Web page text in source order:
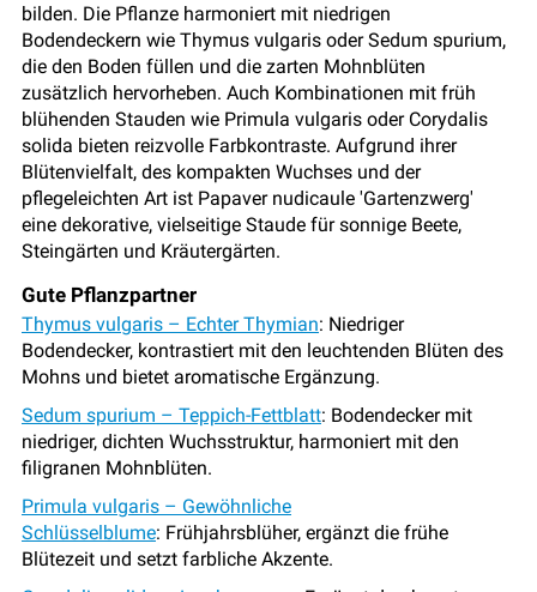
bilden. Die Pflanze harmoniert mit niedrigen
Bodendeckern wie Thymus vulgaris oder Sedum spurium,
die den Boden füllen und die zarten Mohnblüten
zusätzlich hervorheben. Auch Kombinationen mit früh
blühenden Stauden wie Primula vulgaris oder Corydalis
solida bieten reizvolle Farbkontraste. Aufgrund ihrer
Blütenvielfalt, des kompakten Wuchses und der
pflegeleichten Art ist Papaver nudicaule 'Gartenzwerg'
eine dekorative, vielseitige Staude für sonnige Beete,
Steingärten und Kräutergärten.
Gute Pflanzpartner
Thymus vulgaris – Echter Thymian: Niedriger
Bodendecker, kontrastiert mit den leuchtenden Blüten des
Mohns und bietet aromatische Ergänzung.
Sedum spurium – Teppich-Fettblatt: Bodendecker mit
niedriger, dichten Wuchsstruktur, harmoniert mit den
filigranen Mohnblüten.
Primula vulgaris – Gewöhnliche
Schlüsselblume: Frühjahrsblüher, ergänzt die frühe
Blütezeit und setzt farbliche Akzente.